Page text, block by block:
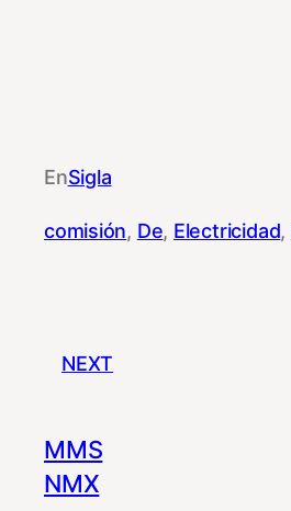
EnSigla
comisión, De, Electricidad,
NEXT
MMS
NMX